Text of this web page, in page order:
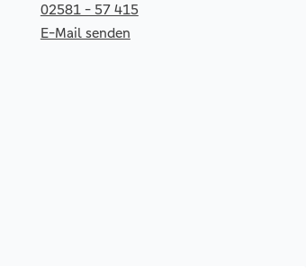
02581 - 57 415
E-Mail senden